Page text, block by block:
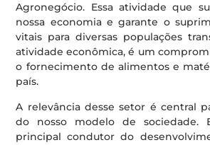
Agronegócio. Essa atividade que
nossa economia e garante o
vitais para diversas populações
atividade econômica, é um
o fornecimento de alimentos e
país.
A relevância desse setor é central
do nosso modelo de sociedade.
principal condutor do